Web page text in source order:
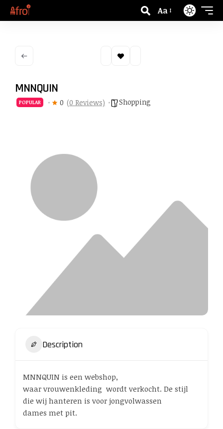
Aa
MNNQUIN
POPULAR 0 (0 Reviews) Shopping
Description
MNNQUIN is een webshop,
waar vrouwenkleding wordt verkocht. De stijl
die wij hanteren is voor jongvolwassen
dames met pit.